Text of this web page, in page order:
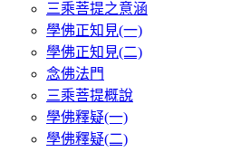
三乘菩提之意涵
學佛正知見(一)
學佛正知見(二)
念佛法門
三乘菩提概說
學佛釋疑(一)
學佛釋疑(二)